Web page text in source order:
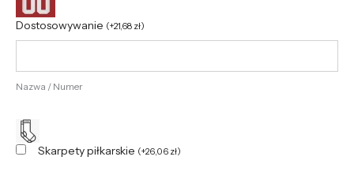
Dostosowywanie (+21,68 zł)
Nazwa / Numer
Skarpety piłkarskie (+26,06 zł)